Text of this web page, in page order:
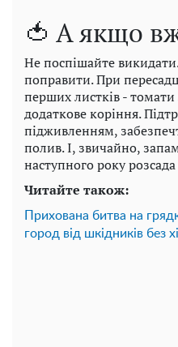
🍅 А якщо
Не поспішайте
поправити. При
перших листків -
додаткове коріння.
підживленням,
полив. І, звичайно,
наступного року
Читайте також:
Прихована битва на
город від шкідників без